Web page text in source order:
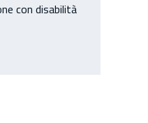
con disabilità